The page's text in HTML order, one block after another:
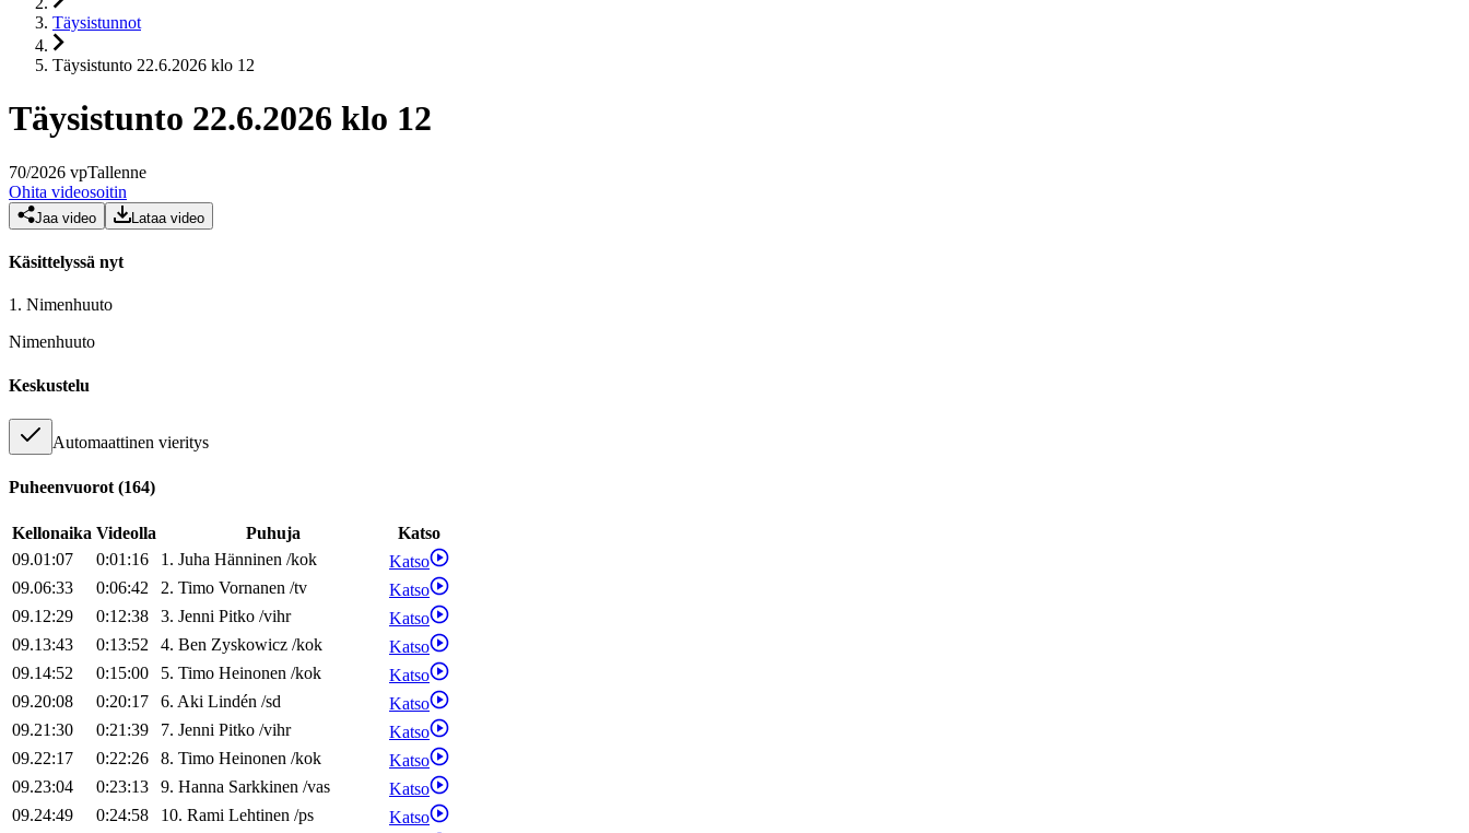
Täysistunnot
Täysistunto 22.6.2026 klo 12
Täysistunto 22.6.2026 klo 12
70/2026 vpTallenne
Ohita videosoitin
Jaa video Lataa video
Käsittelyssä nyt
1. Nimenhuuto
Nimenhuuto
Keskustelu
Automaattinen vieritys
Puheenvuorot (164)
Kellonaika Videolla Puhuja
Katso
09.01:07
0:01:16 1. Juha Hänninen /kok
Katso
09.06:33
0:06:42 2. Timo Vornanen /tv
Katso
09.12:29
0:12:38 3. Jenni Pitko /vihr
Katso
09.13:43
0:13:52 4. Ben Zyskowicz /kok
Katso
09.14:52
0:15:00 5. Timo Heinonen /kok
Katso
09.20:08
0:20:17 6. Aki Lindén /sd
Katso
09.21:30
0:21:39 7. Jenni Pitko /vihr
Katso
09.22:17
0:22:26 8. Timo Heinonen /kok
Katso
09.23:04
0:23:13 9. Hanna Sarkkinen /vas
Katso
09.24:49
0:24:58 10. Rami Lehtinen /ps
Katso